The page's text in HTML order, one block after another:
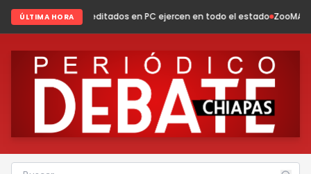
ÚLTIMA HORA
Acreditados en PC ejercen en todo el estado ZooMAT evoluciona: